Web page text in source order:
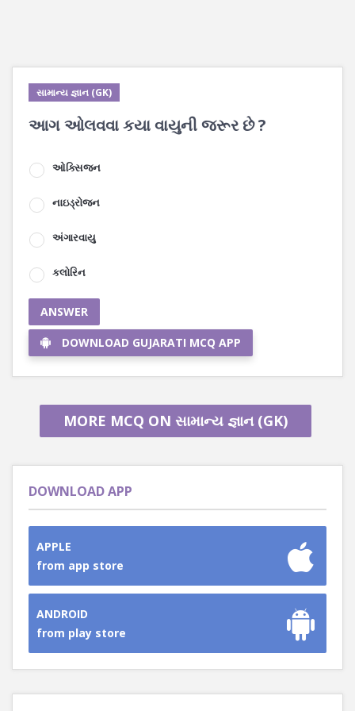
સામાન્ય જ્ઞાન (GK)
આગ ઓલવવા કયા વાયુની જરૂર છે ?
ઓક્સિજન
નાઇડ્રોજન
અંગારવાયુ
કલોરિન
ANSWER
DOWNLOAD GUJARATI MCQ APP
MORE MCQ ON સામાન્ય જ્ઞાન (GK)
DOWNLOAD APP
APPLE
from app store
ANDROID
from play store